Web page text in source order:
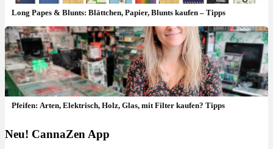
Long Papes & Blunts: Blättchen, Papier, Blunts kaufen – Tipps
Pfeifen: Arten, Elektrisch, Holz, Glas, mit Filter kaufen? Tipps
Neu! CannaZen App